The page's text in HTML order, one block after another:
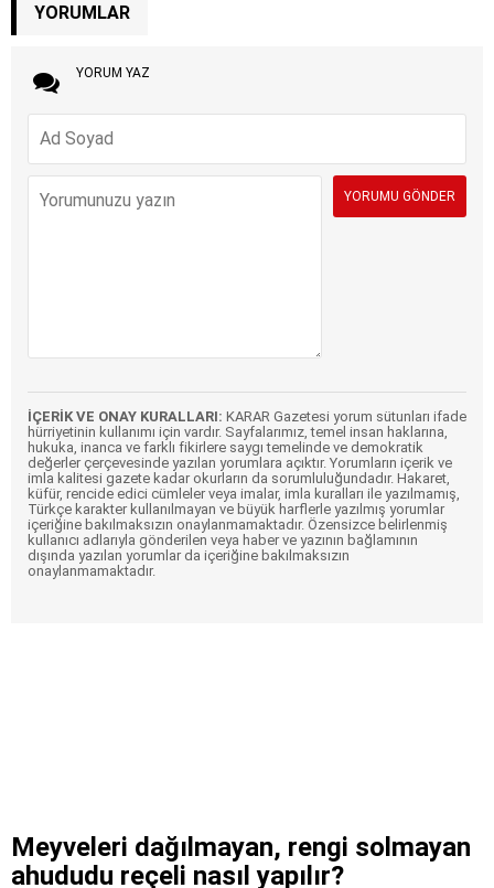
YORUMLAR
YORUM YAZ
İÇERİK VE ONAY KURALLARI: KARAR Gazetesi yorum sütunları ifade
hürriyetinin kullanımı için vardır. Sayfalarımız, temel insan haklarına,
hukuka, inanca ve farklı fikirlere saygı temelinde ve demokratik
değerler çerçevesinde yazılan yorumlara açıktır. Yorumların içerik ve
imla kalitesi gazete kadar okurların da sorumluluğundadır. Hakaret,
küfür, rencide edici cümleler veya imalar, imla kuralları ile yazılmamış,
Türkçe karakter kullanılmayan ve büyük harflerle yazılmış yorumlar
içeriğine bakılmaksızın onaylanmamaktadır. Özensizce belirlenmiş
kullanıcı adlarıyla gönderilen veya haber ve yazının bağlamının
dışında yazılan yorumlar da içeriğine bakılmaksızın
onaylanmamaktadır.
Meyveleri dağılmayan, rengi solmayan
ahududu reçeli nasıl yapılır?